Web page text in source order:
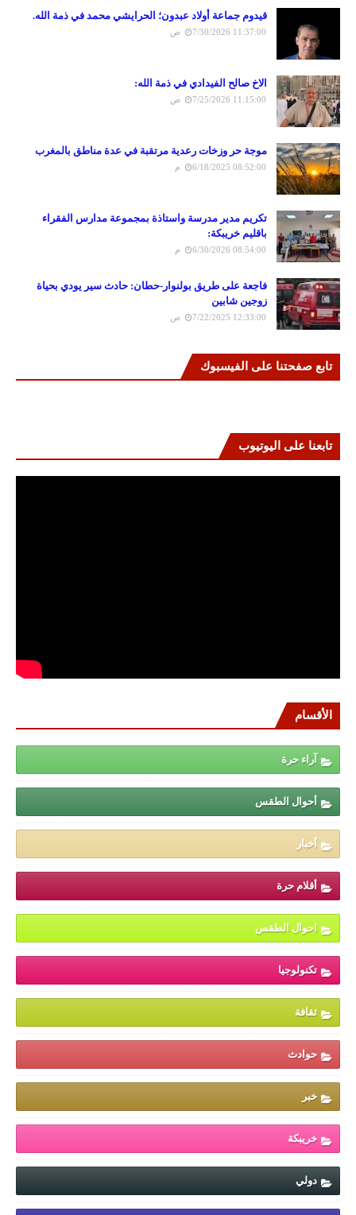
قيدوم جماعة أولاد عبدون؛ الحرايشي محمد في ذمة الله.
7/30/2026 11:37:00 ص
الاخ صالح الفيدادي في ذمة الله:
7/25/2026 11:15:00 ص
موجة حر وزخات رعدية مرتقبة في عدة مناطق بالمغرب
6/18/2025 08:52:00 م
تكريم مدير مدرسة واستاذة بمجموعة مدارس الفقراء
باقليم خريبكة:
6/30/2026 08:54:00 م
فاجعة على طريق بولنوار-حطان: حادث سير يودي بحياة
زوجين شابين
7/22/2025 12:33:00 ص
تابع صفحتنا على الفيسبوك
تابعنا على اليوتيوب
الأقسام
آراء حرة
أحوال الطقس
أخبار
أقلام حرة
احوال الطقس
تكنولوجيا
ثقافة
حوادث
خبر
خريبكة
دولي